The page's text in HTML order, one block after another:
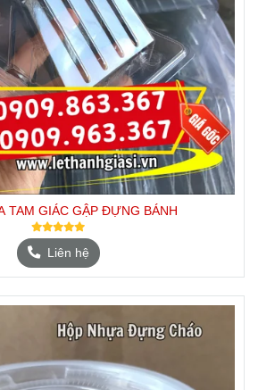
TAM GIÁC GẬP ĐỰNG BÁNH
Liên hệ